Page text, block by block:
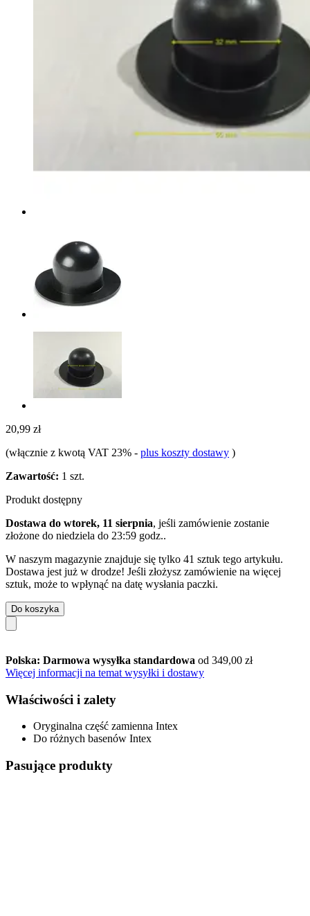
20,99 zł
(włącznie z kwotą VAT 23% - plus koszty dostawy )
Zawartość: 1 szt.
Produkt dostępny
Dostawa do wtorek, 11 sierpnia, jeśli zamówienie zostanie
złożone do niedziela do 23:59 godz..
W naszym magazynie znajduje się tylko 41 sztuk tego artykułu.
Dostawa jest już w drodze! Jeśli złożysz zamówienie na więcej
sztuk, może to wpłynąć na datę wysłania paczki.
Do koszyka
Polska: Darmowa wysyłka standardowa od 349,00 zł
Więcej informacji na temat wysyłki i dostawy
Właściwości i zalety
Oryginalna część zamienna Intex
Do różnych basenów Intex
Pasujące produkty